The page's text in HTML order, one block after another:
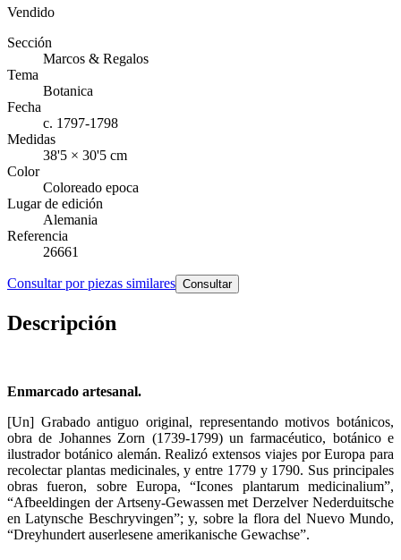
Vendido
Sección
Marcos & Regalos
Tema
Botanica
Fecha
c. 1797-1798
Medidas
38'5 × 30'5 cm
Color
Coloreado epoca
Lugar de edición
Alemania
Referencia
26661
Consultar por piezas similares Consultar
Descripción
Enmarcado artesanal.
[Un] Grabado antiguo original, representando motivos botánicos,
obra de Johannes Zorn (1739-1799) un farmacéutico, botánico e
ilustrador botánico alemán. Realizó extensos viajes por Europa para
recolectar plantas medicinales, y entre 1779 y 1790. Sus principales
obras fueron, sobre Europa, “Icones plantarum medicinalium”,
“Afbeeldingen der Artseny-Gewassen met Derzelver Nederduitsche
en Latynsche Beschryvingen”; y, sobre la flora del Nuevo Mundo,
“Dreyhundert auserlesene amerikanische Gewachse”.